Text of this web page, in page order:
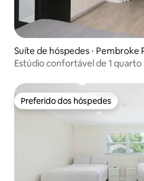
Suíte de hóspedes ⋅ Pembroke
Estúdio confortável de 1
Preferido dos hóspedes
Preferido dos hóspedes